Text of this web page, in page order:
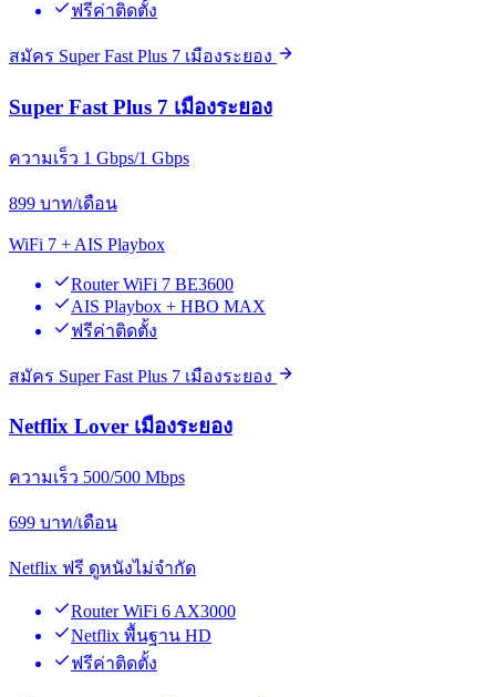
ฟรีค่าติดตั้ง
สมัคร Super Fast Plus 7 เมืองระยอง
Super Fast Plus 7 เมืองระยอง
ความเร็ว 1 Gbps/1 Gbps
899 บาท/เดือน
WiFi 7 + AIS Playbox
Router WiFi 7 BE3600
AIS Playbox + HBO MAX
ฟรีค่าติดตั้ง
สมัคร Super Fast Plus 7 เมืองระยอง
Netflix Lover เมืองระยอง
ความเร็ว 500/500 Mbps
699 บาท/เดือน
Netflix ฟรี ดูหนังไม่จำกัด
Router WiFi 6 AX3000
Netflix พื้นฐาน HD
ฟรีค่าติดตั้ง